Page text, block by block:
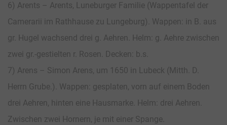
6) Arents – Arents, Luneburger Familie (Wappentafel der
Camerarii im Rathhause zu Lungeburg). Wappen: in B. aus
gr. Hugel wachsend drei g. Aehren. Helm: g. Aehre zwischen
zwei gr.-gestielten r. Rosen. Decken: b.s.
7) Arens – Simon Arens, um 1650 in Lubeck (Mitth. D.
Herrn Grube.). Wappen: gesplaten, vorn auf einem Boden
drei Aehren, hinten eine Hausmarke. Helm: drei Aehren.
Zwischen zwei Hornern, je mit einer Spange.